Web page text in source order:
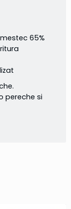
65%
si